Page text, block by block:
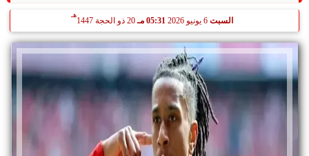
السبت 6 يونيو 2026 05:31 مـ 20 ذو الحجة 1447
هـ